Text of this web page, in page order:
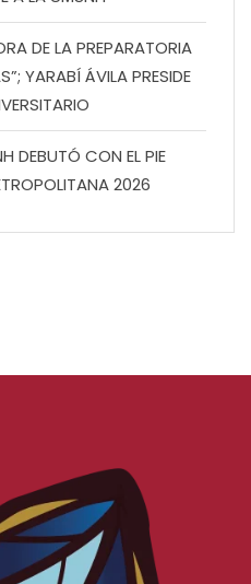
DE LA PREPARATORIA
YARABÍ ÁVILA PRESIDE
DEBUTÓ CON EL PIE
2026